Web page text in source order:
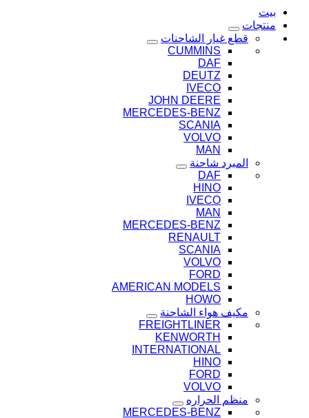
بيت
منتجات
قطع غيار الشاحنات
CUMMINS
DAF
DEUTZ
IVECO
JOHN DEERE
MERCEDES-BENZ
SCANIA
VOLVO
MAN
المبرد شاحنة
DAF
HINO
IVECO
MAN
MERCEDES-BENZ
RENAULT
SCANIA
VOLVO
FORD
AMERICAN MODELS
HOWO
مكيف هواء الشاحنة
FREIGHTLINER
KENWORTH
INTERNATIONAL
HINO
FORD
VOLVO
منظم الحراره
MERCEDES-BENZ